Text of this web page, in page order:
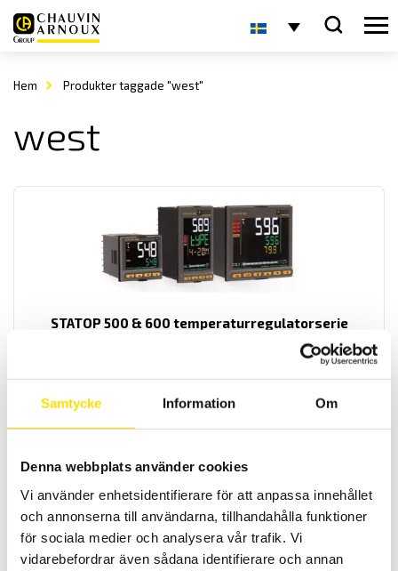
Samtycke Information Om
Denna webbplats använder cookies
Vi använder enhetsidentifierare för att anpassa innehållet
och annonserna till användarna, tillhandahålla funktioner
för sociala medier och analysera vår trafik. Vi
vidarebefordrar även sådana identifierare och annan
Hem Produkter taggade "west"
west
STATOP 500 & 600 temperaturregulatorserie
Regulatorserie i två varianter med många funktioner samt olika
LÄS MER